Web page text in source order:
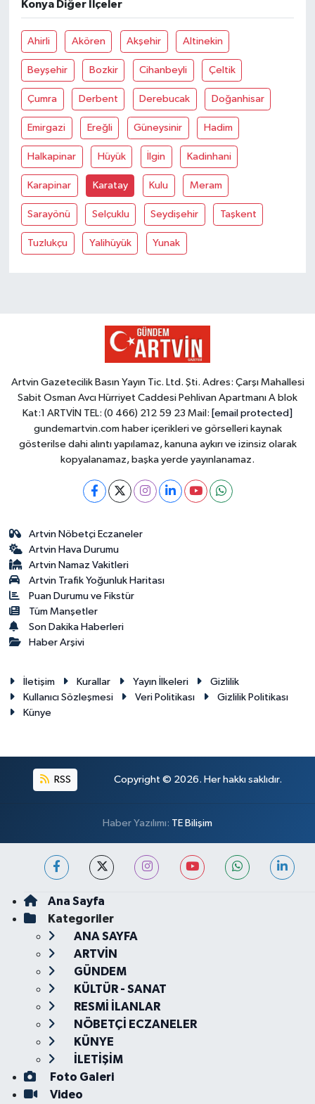
Konya Diğer İlçeler
Ahirli Akören Akşehir Altinekin
Beyşehir Bozkir Cihanbeyli Çeltik
Çumra Derbent Derebucak Doğanhisar
Emirgazi Ereğli Güneysinir Hadim
Halkapinar Hüyük İlgin Kadinhani
Karapinar Karatay Kulu Meram
Sarayönü Selçuklu Seydişehir Taşkent
Tuzlukçu Yalihüyük Yunak
Artvin Gazetecilik Basın Yayın Tic. Ltd. Şti. Adres: Çarşı Mahallesi
Sabit Osman Avcı Hürriyet Caddesi Pehlivan Apartmanı A blok
Kat:1 ARTVİN TEL: (0 466) 212 59 23 Mail: [email protected]
gundemartvin.com haber içerikleri ve görselleri kaynak
gösterilse dahi alıntı yapılamaz, kanuna aykırı ve izinsiz olarak
kopyalanamaz, başka yerde yayınlanamaz.
Artvin Nöbetçi Eczaneler
Artvin Hava Durumu
Artvin Namaz Vakitleri
Artvin Trafik Yoğunluk Haritası
Puan Durumu ve Fikstür
Tüm Manşetler
Son Dakika Haberleri
Haber Arşivi
İletişim Kurallar Yayın İlkeleri
Gizlilik
Kullanıcı Sözleşmesi
Veri Politikası
Gizlilik Politikası
Künye
RSS Copyright © 2026. Her hakkı saklıdır.
Haber Yazılımı: TE Bilişim
Ana Sayfa
Kategoriler
ANA SAYFA
ARTVİN
GÜNDEM
KÜLTÜR - SANAT
RESMİ İLANLAR
NÖBETÇİ ECZANELER
KÜNYE
İLETİŞİM
Foto Galeri
Video